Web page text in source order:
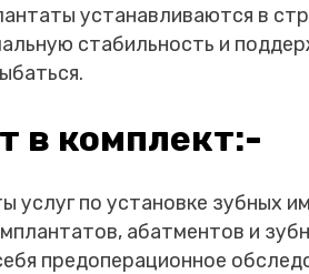
устанавливаются в
стабильность и
в комплект:-
услуг по установке зубных
абатментов и
предоперационное